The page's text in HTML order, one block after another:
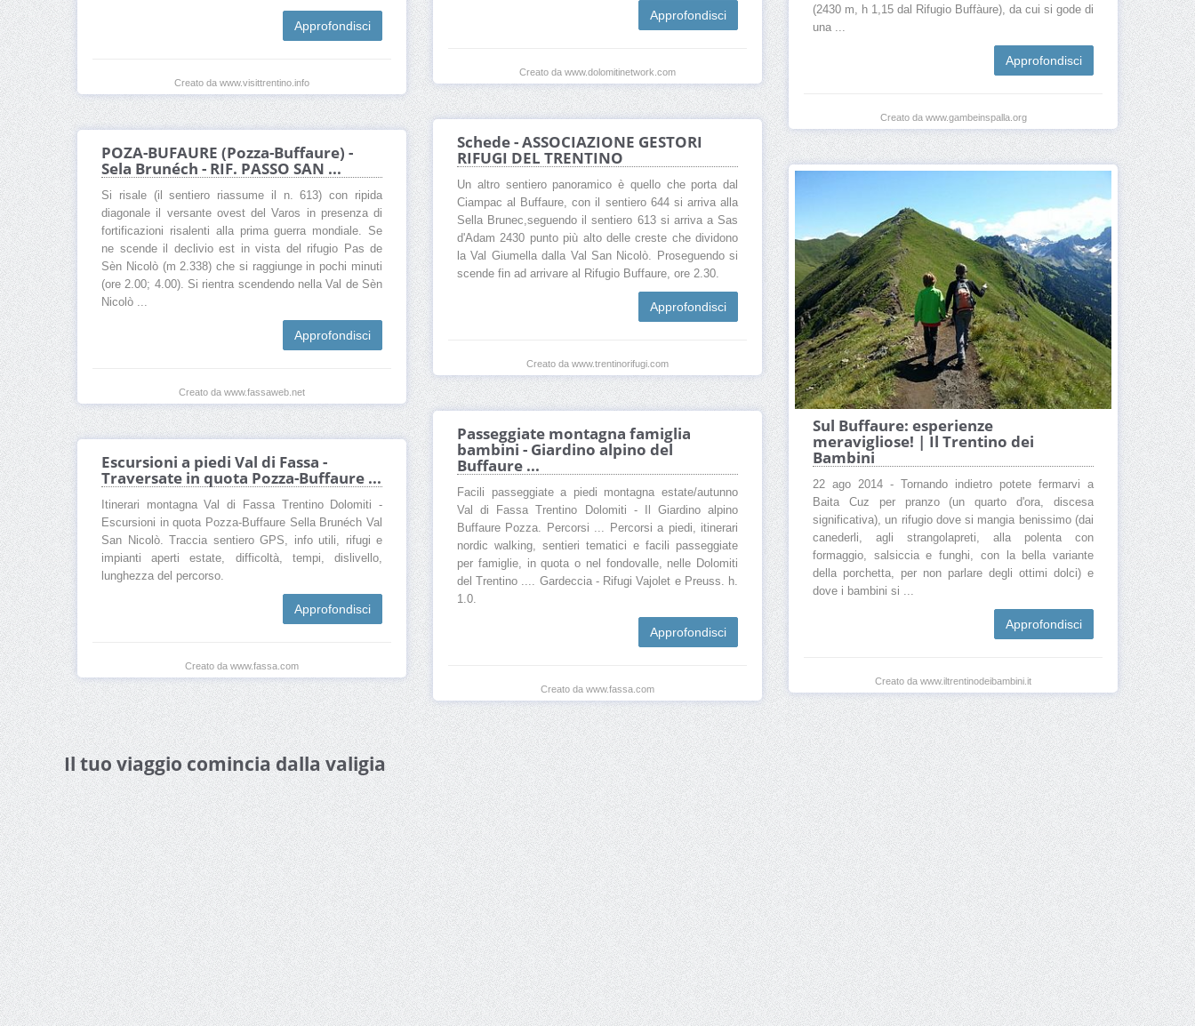
Approfondisci
Creato da www.dolomitinetwork.com
Approfondisci
Creato da www.visittrentino.info
(2430 m, h 1,15 dal Rifugio Buffàure), da cui si gode di
una ...
Approfondisci
Creato da www.gambeinspalla.org
Schede - ASSOCIAZIONE GESTORI
RIFUGI DEL TRENTINO
Un altro sentiero panoramico è quello che porta dal
Ciampac al Buffaure, con il sentiero 644 si arriva alla
Sella Brunec,seguendo il sentiero 613 si arriva a Sas
d'Adam 2430 punto più alto delle creste che dividono
la Val Giumella dalla Val San Nicolò. Proseguendo si
scende fin ad arrivare al Rifugio Buffaure, ore 2.30.
Approfondisci
Creato da www.trentinorifugi.com
POZA-BUFAURE (Pozza-Buffaure) -
Sela Brunéch - RIF. PASSO SAN ...
Si risale (il sentiero riassume il n. 613) con ripida
diagonale il versante ovest del Varos in presenza di
fortificazioni risalenti alla prima guerra mondiale. Se
ne scende il declivio est in vista del rifugio Pas de
Sèn Nicolò (m 2.338) che si raggiunge in pochi minuti
(ore 2.00; 4.00). Si rientra scendendo nella Val de Sèn
Nicolò ...
Approfondisci
Creato da www.fassaweb.net
Sul Buffaure: esperienze
meravigliose! | Il Trentino dei
Bambini
22 ago 2014 - Tornando indietro potete fermarvi a
Baita Cuz per pranzo (un quarto d'ora, discesa
significativa), un rifugio dove si mangia benissimo (dai
canederli, agli strangolapreti, alla polenta con
formaggio, salsiccia e funghi, con la bella variante
della porchetta, per non parlare degli ottimi dolci) e
dove i bambini si ...
Approfondisci
Creato da www.iltrentinodeibambini.it
Passeggiate montagna famiglia
bambini - Giardino alpino del
Buffaure ...
Facili passeggiate a piedi montagna estate/autunno
Val di Fassa Trentino Dolomiti - Il Giardino alpino
Buffaure Pozza. Percorsi ... Percorsi a piedi, itinerari
nordic walking, sentieri tematici e facili passeggiate
per famiglie, in quota o nel fondovalle, nelle Dolomiti
del Trentino .... Gardeccia - Rifugi Vajolet e Preuss. h.
1.0.
Approfondisci
Creato da www.fassa.com
Escursioni a piedi Val di Fassa -
Traversate in quota Pozza-Buffaure ...
Itinerari montagna Val di Fassa Trentino Dolomiti -
Escursioni in quota Pozza-Buffaure Sella Brunéch Val
San Nicolò. Traccia sentiero GPS, info utili, rifugi e
impianti aperti estate, difficoltà, tempi, dislivello,
lunghezza del percorso.
Approfondisci
Creato da www.fassa.com
Il tuo viaggio comincia dalla valigia